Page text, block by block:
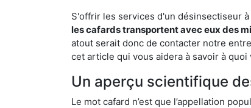
S'offrir les services d'un désinsectiseur
les cafards transportent avec eux des
atout serait donc de contacter notre
cet article qui vous aidera à savoir à quoi
Un aperçu scientifique
Le mot cafard n’est que l’appellation